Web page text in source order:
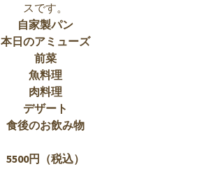
スです。
自家製パン
本日のアミューズ
前菜
魚料理
肉料理
デザート
食後のお飲み物
5500円（税込）